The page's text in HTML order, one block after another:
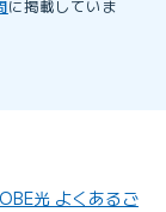
に掲載していま
光 よくあるご